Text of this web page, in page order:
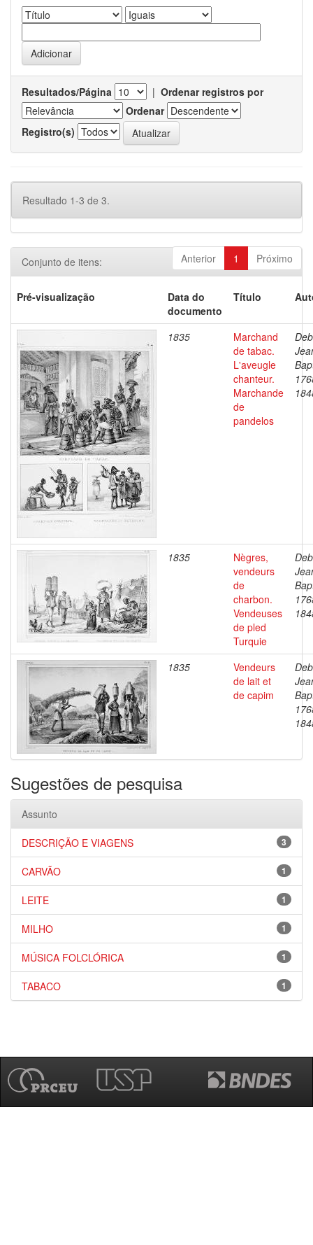
Resultados/Página | Ordenar registros por
Ordenar
Registro(s)
Resultado 1-3 de 3.
Anterior 1 Próximo
Conjunto de itens:
Pré-visualização
Data do
documento
Título
1835
Marchand
de tabac.
L'aveugle
chanteur.
Marchande
de
pandelos
1835
Nègres,
vendeurs
de
charbon.
Vendeuses
de pled
Turquie
1835
Vendeurs
de lait et
de capim
Sugestões de pesquisa
Assunto
3
DESCRIÇÃO E VIAGENS
1
CARVÃO
1
LEITE
1
MILHO
1
MÚSICA FOLCLÓRICA
1
TABACO